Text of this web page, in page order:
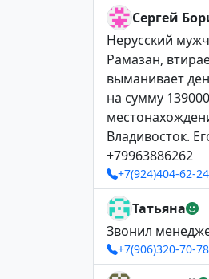
Сергей
Нерусский
Рамазан,
выманивает
на сумму
Владивосток.
+79963886262
+7(924)404-62-24
Татьяна
Звонил
+7(906)320-70-78